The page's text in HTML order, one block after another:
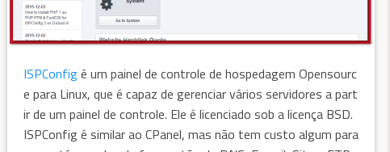
ISPConfigé um painel de controle de hospedagem Opensourc
e para Linux, que é capaz de gerenciar vários servidores a part
ir de um painel de controle. Ele é licenciado sob a licença BSD.
ISPConfig é similar ao CPanel, mas não tem custo algum para